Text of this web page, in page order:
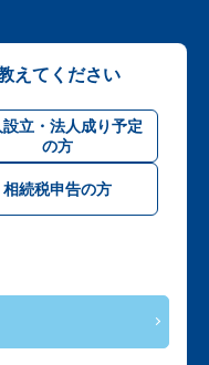
えてください
立・法人成り予定
の方
相続税申告の方